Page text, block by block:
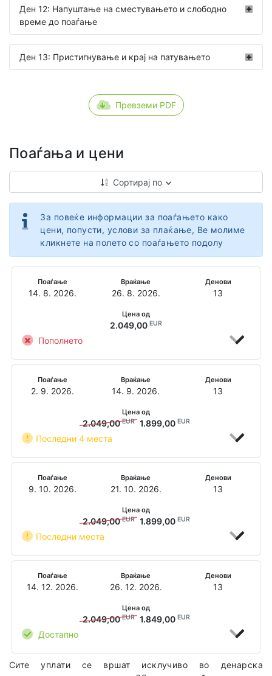
Ден 12: Напуштање на сместувањето и слободно
време до поаѓање
Ден 13: Пристигнување и крај на патувањето
Превземи PDF
Поаѓања и цени
Сортирај по
За повеќе информации за поаѓањето како
цени, попусти, услови за плаќање, Ве молиме
кликнете на полето со поаѓањето подолу
Поаѓање
14. 8. 2026.
Враќање
26. 8. 2026.
Денови
13
Пополнето
Цена од
2.049,00 EUR
Поаѓање
2. 9. 2026.
Враќање
14. 9. 2026.
Денови
13
Последни 4 места
Цена од
2.049,00EUR 1.899,00 EUR
Поаѓање
9. 10. 2026.
Враќање
21. 10. 2026.
Денови
13
Последни места
Цена од
2.049,00EUR 1.899,00 EUR
Поаѓање
14. 12. 2026.
Враќање
26. 12. 2026.
Денови
13
Достапно
Цена од
2.049,00EUR 1.849,00 EUR
Сите уплати се вршат исклучиво во денарска